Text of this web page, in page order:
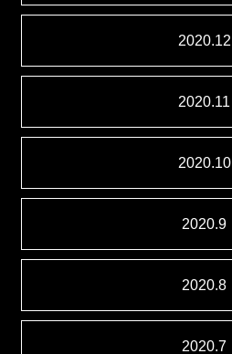
2020.12
2020.11
2020.10
2020.9
2020.8
2020.7